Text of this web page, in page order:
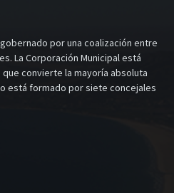
por una coalización entre
La Corporación Municipal está
convierte la mayoría absoluta
está formado por siete concejales